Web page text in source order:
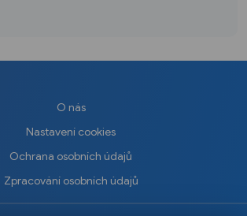
O nás
Nastavení cookies
Ochrana osobních údajů
Zpracování osobních údajů